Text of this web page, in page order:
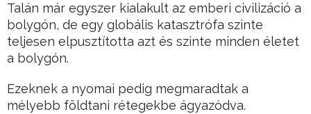
Talán már egyszer kialakult az emberi civilizáció a
bolygón, de egy globális katasztrófa szinte
teljesen elpusztította azt és szinte minden életet
a bolygón.
Ezeknek a nyomai pedig megmaradtak a
mélyebb földtani rétegekbe ágyazódva.